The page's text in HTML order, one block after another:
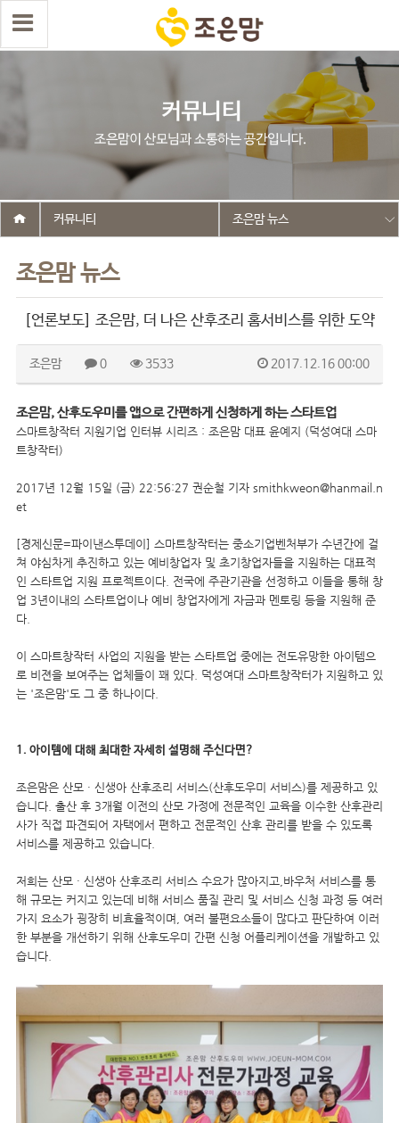
조은맘 뉴스
커뮤니티 조은맘 뉴스
[언론보도] 조은맘, 더 나은 산후조리 홈서비스를 위한 도약
조은맘 0 3533 2017.12.16 00:00
조은맘, 산후도우미를 앱으로 간편하게 신청하게 하는 스타트업
스마트창작터 지원기업 인터뷰 시리즈 : 조은맘 대표 윤예지 (덕성여대 스마
트창작터)
2017년 12월 15일 (금) 22:56:27 권순철 기자 smithkweon@hanmail.n
et
[경제신문=파이낸스투데이] 스마트창작터는 중소기업벤처부가 수년간에 걸
쳐 야심차게 추진하고 있는 예비창업자 및 초기창업자들을 지원하는 대표적
인 스타트업 지원 프로젝트이다. 전국에 주관기관을 선정하고 이들을 통해 창
업 3년이내의 스타트업이나 예비 창업자에게 자금과 멘토링 등을 지원해 준
다.
이 스마트창작터 사업의 지원을 받는 스타트업 중에는 전도유망한 아이템으
로 비젼을 보여주는 업체들이 꽤 있다. 덕성여대 스마트창작터가 지원하고 있
는 '조은맘'도 그 중 하나이다.
1. 아이템에 대해 최대한 자세히 설명해 주신다면?
조은맘은 산모 · 신생아 산후조리 서비스(산후도우미 서비스)를 제공하고 있
습니다. 출산 후 3개월 이전의 산모 가정에 전문적인 교육을 이수한 산후관리
사가 직접 파견되어 자택에서 편하고 전문적인 산후 관리를 받을 수 있도록
서비스를 제공하고 있습니다.
저희는 산모 · 신생아 산후조리 서비스 수요가 많아지고,바우처 서비스를 통
해 규모는 커지고 있는데 비해 서비스 품질 관리 및 서비스 신청 과정 등 여러
가지 요소가 굉장히 비효율적이며, 여러 불편요소들이 많다고 판단하여 이러
한 부분을 개선하기 위해 산후도우미 간편 신청 어플리케이션을 개발하고 있
습니다.